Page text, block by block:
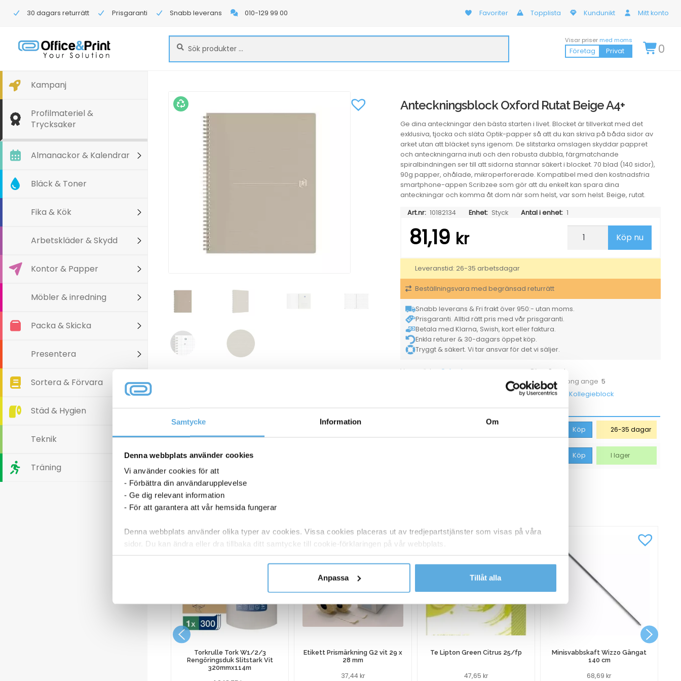
Samtycke Information Om
Denna webbplats använder cookies
Vi använder cookies för att
- Förbättra din användarupplevelse
- Ge dig relevant information
- För att garantera att vår hemsida fungerar
Denna webbplats använder olika typer av cookies. Vissa cookies placeras ut av tredjepartstjänster som visas på våra
sidor. Du kan ändra eller dra tillbaka ditt samtycke till cookie-förklaringen på vår webbplats.
Anpassa
Tillåt alla
30 dagars returrätt Prisgaranti Snabb leverans 010-129 99 00 Favoriter Topplista Kundunikt Mitt konto
Sök
efter:
Sök Visar priser med moms
Företag Privat 0
Kampanj
Profilmateriel &
Trycksaker
Almanackor & Kalendrar
Bläck & Toner
Fika & Kök
Arbetskläder & Skydd
Kontor & Papper
Möbler & inredning
Packa & Skicka
Presentera
Sortera & Förvara
Städ & Hygien
Teknik
Träning
Anteckningsblock Oxford Rutat Beige A4+
Ge dina anteckningar den bästa starten i livet. Blocket är tillverkat med det
exklusiva, tjocka och släta Optik-papper så att du kan skriva på båda sidor av
arket utan att bläcket syns igenom. De slitstarka omslagen skyddar pappret
och anteckningarna inuti och den robusta dubbla, färgmatchande
spiralbindningen ser till att sidorna stannar säkert i blocket. 70 blad (140 sidor),
90g papper, ohålade, mikroperforerade. Kompatibel med den kostnadsfria
smartphone-appen Scribzee som gör att du enkelt kan spara dina
anteckningar och komma åt dom när som helst, var som helst. Beige, rutat.
Art.nr: 10182134 Enhet: Styck Antal i enhet: 1
81,19 kr
Anteckningsblock
Oxford
Beige
mängd
Köp nu
Leveranstid: 26-35 arbetsdagar
Beställningsvara med begränsad returrätt
Snabb leverans & Fri frakt över 950:- utan moms.
Prisgaranti. Alltid rätt pris med vår prisgaranti.
Betala med Klarna, Swish, kort eller faktura.
Enkla returer & 30-dagars öppet köp.
Tryggt & säkert. Vi tar ansvar för det vi säljer.
Varumärke Oxford Färg
Sand
För hel kartong ange 5
400150009 Kategorier Kollegieblock
Varianter
Köp 26-35 dagar
Köp I lager
Torkrulle Tork W1/2/3
Rengöringsduk Slitstark Vit
320mmx114m
Etikett Prismärkning G2 vit 29 x
28 mm
37,44kr
Te Lipton Green Citrus 25/fp
47,65 kr
Minisvabbskaft Wizzo Gängat
140 cm
68,69kr